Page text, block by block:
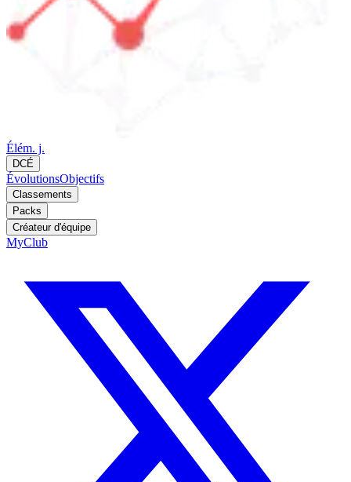
Élém. j.
DCÉ
ÉvolutionsObjectifs
Classements
Packs
Créateur d'équipe
MyClub